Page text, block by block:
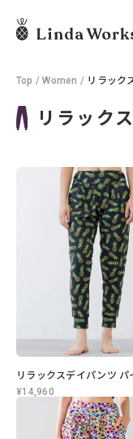
Top /Women / リラック
リラック
リラックスデイパンツ パ
¥14,960